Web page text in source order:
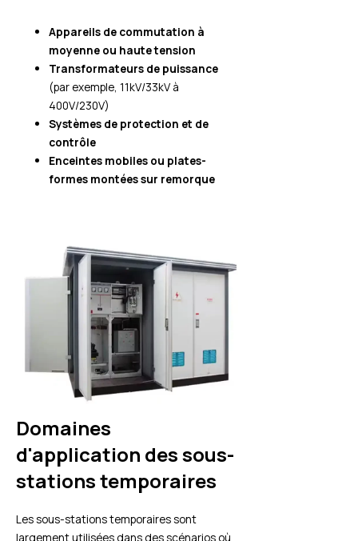
Appareils de commutation à
moyenne ou haute tension
Transformateurs de puissance
(par exemple, 11kV/33kV à
400V/230V)
Systèmes de protection et de
contrôle
Enceintes mobiles ou plates-
formes montées sur remorque
Domaines
d'application des sous-
stations temporaires
Les sous-stations temporaires sont
largement utilisées dans des scénarios où